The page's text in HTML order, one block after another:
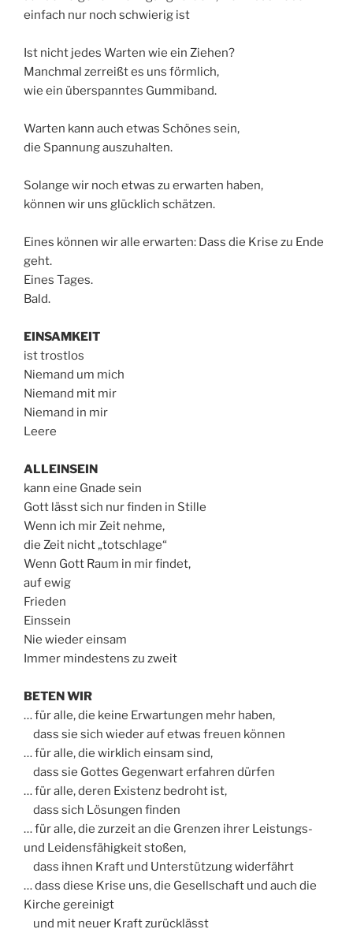
einfach nur noch schwierig ist
Ist nicht jedes Warten wie ein Ziehen?
Manchmal zerreißt es uns förmlich,
wie ein überspanntes Gummiband.
Warten kann auch etwas Schönes sein,
die Spannung auszuhalten.
Solange wir noch etwas zu erwarten haben,
können wir uns glücklich schätzen.
Eines können wir alle erwarten: Dass die Krise zu Ende
geht.
Eines Tages.
Bald.
EINSAMKEIT
ist trostlos
Niemand um mich
Niemand mit mir
Niemand in mir
Leere
ALLEINSEIN
kann eine Gnade sein
Gott lässt sich nur finden in Stille
Wenn ich mir Zeit nehme,
die Zeit nicht „totschlage“
Wenn Gott Raum in mir findet,
auf ewig
Frieden
Einssein
Nie wieder einsam
Immer mindestens zu zweit
BETEN WIR
… für alle, die keine Erwartungen mehr haben,
dass sie sich wieder auf etwas freuen können
… für alle, die wirklich einsam sind,
dass sie Gottes Gegenwart erfahren dürfen
… für alle, deren Existenz bedroht ist,
dass sich Lösungen finden
… für alle, die zurzeit an die Grenzen ihrer Leistungs-
und Leidensfähigkeit stoßen,
dass ihnen Kraft und Unterstützung widerfährt
… dass diese Krise uns, die Gesellschaft und auch die
Kirche gereinigt
und mit neuer Kraft zurücklässt